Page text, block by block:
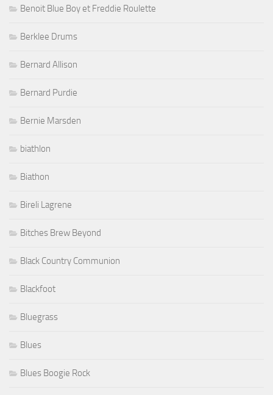
Benoit Blue Boy et Freddie Roulette
Berklee Drums
Bernard Allison
Bernard Purdie
Bernie Marsden
biathlon
Biathon
Bireli Lagrene
Bitches Brew Beyond
Black Country Communion
Blackfoot
Bluegrass
Blues
Blues Boogie Rock